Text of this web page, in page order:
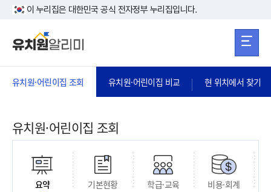
본문 바로가기
이 누리집은 대한민국 공식 전자정부 누리집입니다.
유치원·어린이집 조회 유치원·어린이집 비교 현 위치에서 찾기
유치원·어린이집 조회
요약 기본현황 학급·교육 비용·회계